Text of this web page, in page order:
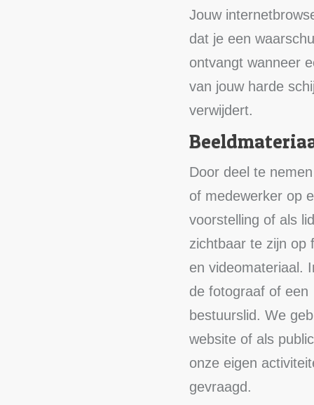
Jouw
dat je een
ontvangt wanneer
van jouw harde
verwijdert.
Door deel te
of medewerker op
voorstelling of als
zichtbaar te zijn op
en videomateriaal.
de fotograaf of een
bestuurslid. We
website of als
onze eigen
gevraagd.